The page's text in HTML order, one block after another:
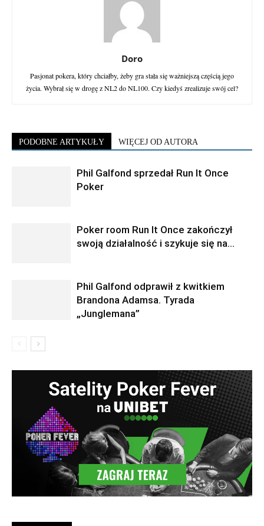
Doro
Pasjonat pokera, który chciałby, żeby gra stała się ważniejszą częścią jego
życia. Wybrał się w drogę z NL2 do NL100. Czy kiedyś zrealizuje swój cel?
PODOBNE ARTYKUŁY WIĘCEJ OD AUTORA
Phil Galfond sprzedał Run It Once
Poker
Poker room Run It Once zakończył
swoją działalność i szykuje się na…
Phil Galfond odprawił z kwitkiem
Brandona Adamsa. Tyrada
„Junglemana”